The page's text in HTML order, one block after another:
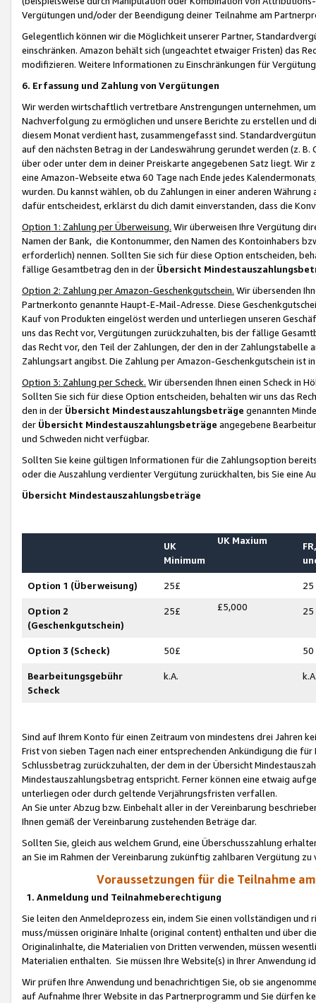
Vergütungen und/oder der Beendigung deiner Teilnahme am
Gelegentlich können wir die Möglichkeit unserer Partner,
einschränken. Amazon behält sich (ungeachtet etwaiger Fristen) das
modifizieren. Weitere Informationen zu Einschränkungen für
6. Erfassung und Zahlung von Vergütungen
Wir werden wirtschaftlich vertretbare Anstrengungen unternehmen,
Nachverfolgung zu ermöglichen und unsere Berichte zu erstellen und
diesem Monat verdient hast, zusammengefasst sind.
auf den nächsten Betrag in der Landeswährung gerundet werden (z.
über oder unter dem in deiner Preiskarte angegebenen Satz liegt.
eine Amazon-Webseite etwa 60 Tage nach Ende jedes
wurden. Du kannst wählen, ob du Zahlungen in einer anderen
dafür entscheidest, erklärst du dich damit einverstanden, dass die
Option 1: Zahlung per Überweisung. Wir überweisen Ihre Vergütung
Namen der Bank, die Kontonummer, den Namen des Kontoinhabers
erforderlich) nennen. Sollten Sie sich für diese Option entscheiden,
fällige Gesamtbetrag den in der Übersicht
Option 2: Zahlung per Amazon-Geschenkgutschein. Wir übersenden
Partnerkonto genannte Haupt-E-Mail-Adresse. Diese
Kauf von Produkten eingelöst werden und unterliegen unseren
uns das Recht vor, Vergütungen zurückzuhalten, bis der fällige
das Recht vor, den Teil der Zahlungen, der den in der
Zahlungsart angibst. Die Zahlung per Amazon-Geschenkgutschein ist
Option 3: Zahlung per Scheck. Wir übersenden Ihnen einen Scheck in
Sollten Sie sich für diese Option entscheiden, behalten wir uns das
den in der Übersicht Mindestauszahlungsbeträge genannten
der Übersicht Mindestauszahlungsbeträge angegebene
und Schweden nicht verfügbar.
Sollten Sie keine gültigen Informationen für die Zahlungsoption
oder die Auszahlung verdienter Vergütung zurückhalten, bis Sie
Übersicht Mindestauszahlungsbeträge
UK
Minimum
UK Maxium
Option 1 (Überweisung) 25£ 25
Option 2
(Geschenkgutschein)
25£ £5,000 25
Option 3 (Scheck) 50£ 50
Bearbeitungsgebühr
Scheck
k.A.
Sind auf Ihrem Konto für einen Zeitraum von mindestens drei Jahren
Frist von sieben Tagen nach einer entsprechenden Ankündigung die
Schlussbetrag zurückzuhalten, der dem in der Übersicht
Mindestauszahlungsbetrag entspricht. Ferner können eine etwaig
unterliegen oder durch geltende Verjährungsfristen verfallen.
An Sie unter Abzug bzw. Einbehalt aller in der Vereinbarung
Ihnen gemäß der Vereinbarung zustehenden Beträge dar.
Sollten Sie, gleich aus welchem Grund, eine Überschusszahlung
an Sie im Rahmen der Vereinbarung zukünftig zahlbaren Vergütung zu
Voraussetzungen für die Teilnahme
1. Anmeldung und Teilnahmeberechtigung
Sie leiten den Anmeldeprozess ein, indem Sie einen vollständigen
muss/müssen originäre Inhalte (original content) enthalten und über
Originalinhalte, die Materialien von Dritten verwenden, müssen
Materialien enthalten. Sie müssen Ihre Website(s) in Ihrer Anwendung
Wir prüfen Ihre Anwendung und benachrichtigen Sie, ob sie
auf Aufnahme Ihrer Website in das Partnerprogramm und Sie dürfen